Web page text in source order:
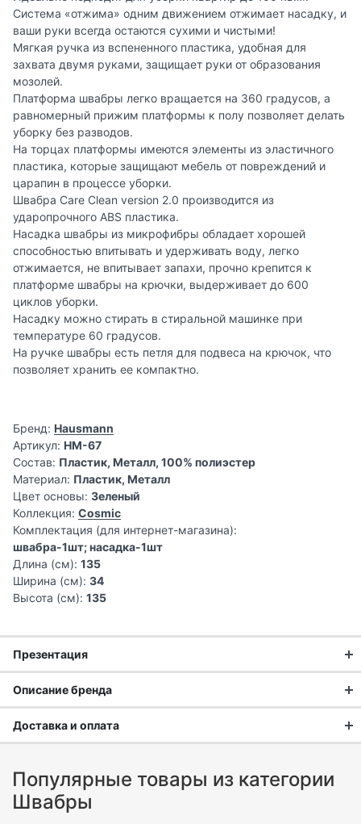
Система «отжима» одним движением отжимает насадку, и
ваши руки всегда остаются сухими и чистыми!
Мягкая ручка из вспененного пластика, удобная для
захвата двумя руками, защищает руки от образования
мозолей.
Платформа швабры легко вращается на 360 градусов, а
равномерный прижим платформы к полу позволяет делать
уборку без разводов.
На торцах платформы имеются элементы из эластичного
пластика, которые защищают мебель от повреждений и
царапин в процессе уборки.
Швабра Care Clean version 2.0 производится из
ударопрочного ABS пластика.
Насадка швабры из микрофибры обладает хорошей
способностью впитывать и удерживать воду, легко
отжимается, не впитывает запахи, прочно крепится к
платформе швабры на крючки, выдерживает до 600
циклов уборки.
Насадку можно стирать в стиральной машинке при
температуре 60 градусов.
На ручке швабры есть петля для подвеса на крючок, что
позволяет хранить ее компактно.
Бренд: Hausmann
Артикул: HM-67
Состав: Пластик, Металл, 100% полиэстер
Материал: Пластик, Металл
Цвет основы: Зеленый
Коллекция: Cosmic
Комплектация (для интернет-магазина):
швабра-1шт; насадка-1шт
Длина (см): 135
Ширина (см): 34
Высота (см): 135
Презентация
Описание бренда
всей России заботиться о своем доме.
HAUSMANN - ЭТО КАЧЕСТВО ЖИЗНИ, ДОСТУПНОЕ
КАЖДОМУ!
Доставка и оплата
Доставка в Москве и области
В Москве и Московской области доставка курьером до
Популярные товары из категории
Швабры